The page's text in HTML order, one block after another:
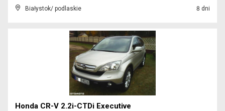
Białystok/ podlaskie 8 dni
Honda CR-V 2.2i-CTDi Executive